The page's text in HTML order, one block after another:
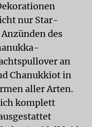
nur Star-
des
an
Chanukkiot in
aller Arten.
komplett